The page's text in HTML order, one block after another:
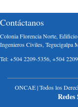
Contáctanos
Colonia Florencia Norte,
Ingenieros Civiles, Tegucigalpa
Tel: +504 2209-5356, +504
ONCAE | Todos los
Redes